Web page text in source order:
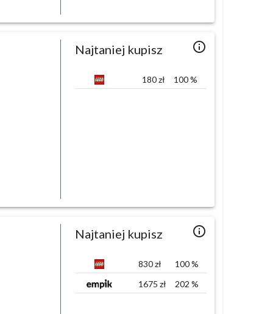
info_outlined
Najtaniej kupisz
180zł 100%
info_outlined
Najtaniej kupisz
830zł 100%
1675 zł 202 %